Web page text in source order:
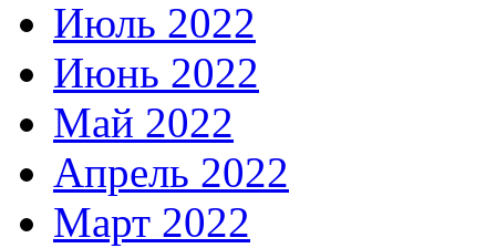
Июль 2022
Июнь 2022
Май 2022
Апрель 2022
Март 2022